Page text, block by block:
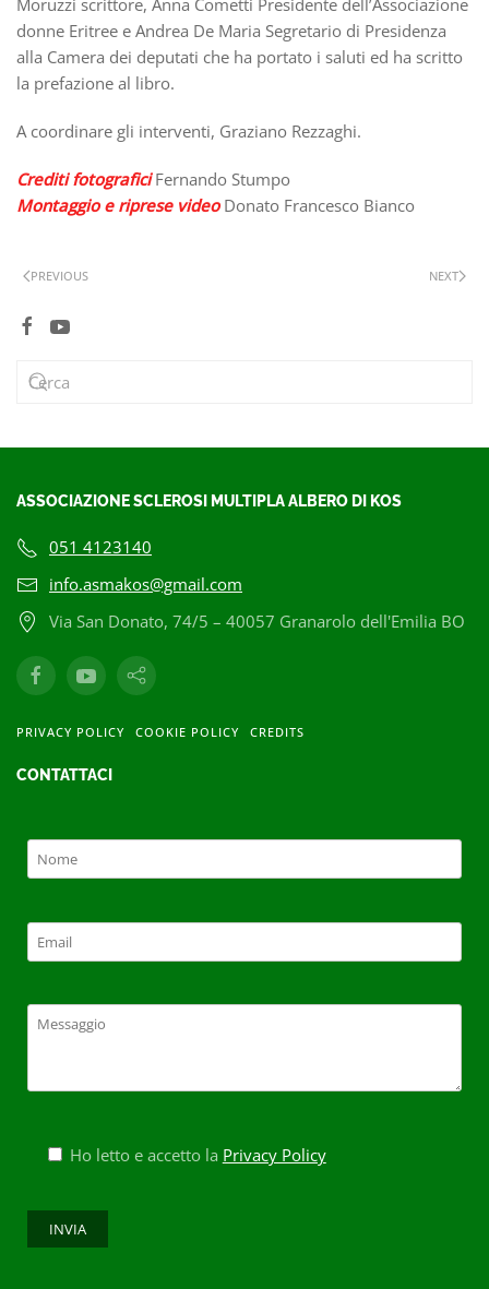
donne Eritree e Andrea De Maria Segretario di Presidenza
alla Camera dei deputati che ha portato i saluti ed ha scritto
la prefazione al libro.
A coordinare gli interventi, Graziano Rezzaghi.
Crediti fotograficiFernando Stumpo
Montaggio e riprese videoDonato Francesco Bianco
PREVIOUS NEXT
ASSOCIAZIONE SCLEROSI MULTIPLA ALBERO DI KOS
051 4123140
info.asmakos@gmail.com
Via San Donato, 74/5 – 40057 Granarolo dell'Emilia BO
PRIVACY POLICY COOKIE POLICY CREDITS
CONTATTACI
Ho letto e accetto la Privacy Policy